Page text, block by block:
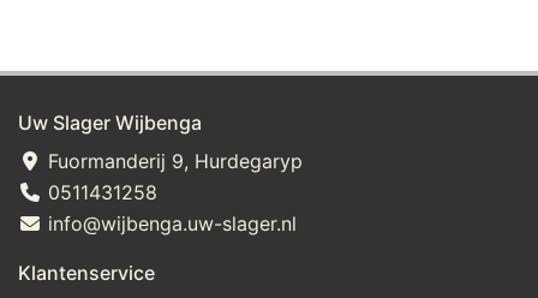
Uw Slager Wijbenga
Fuormanderij 9, Hurdegaryp
0511431258
info@wijbenga.uw-slager.nl
Klantenservice